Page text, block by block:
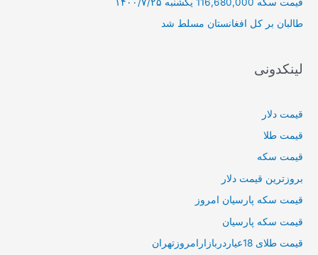
طالبان بر كل افغانستان مسلط شد
لینکدونی
قیمت دلار
قیمت طلا
قیمت سکه
بروزترین قیمت دلار
قیمت سکه پارسیان امروز
قیمت سکه پارسیان
قیمت طلای 18عیاردربازارامروزتهران